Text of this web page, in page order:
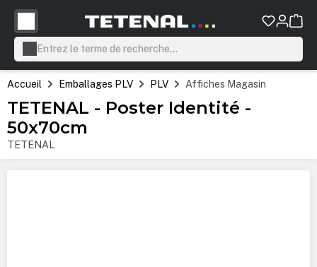
principal
Accueil Emballages PLV PLV Affiches Magasin
TETENAL - Poster Identité -
50x70cm
TETENAL